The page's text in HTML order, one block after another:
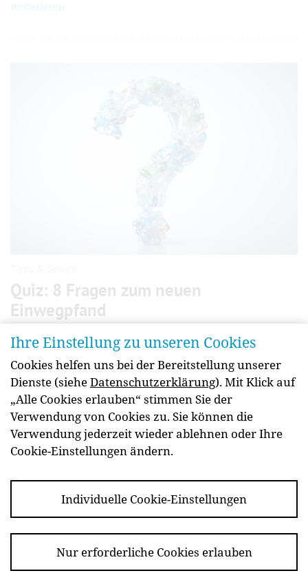
weiterlesen
Quiz: 8 Fragen zum neuen
Einwegpfand
Wie funktioniert das Einwegpfandsystem für
Getränke in Österreich? Welche Produkte sind
betroffen? Und wie lässt sich das auf der
Verpackung erkennen? Testen Sie Ihr Wissen im
Quiz (Single Choice: Eine Antwort pro Frage).
weiterlesen
Impressum
Barrierefreiheit Datenschutz
Essen Sie
Ihre Einstellung zu unseren Cookies
Cookies helfen uns bei der Bereitstellung unserer
Dienste (sieheDatenschutzerklärung). Mit Klick auf
„Alle Cookies erlauben“ stimmen Sie der
Verwendung von Cookies zu. Sie können die
Verwendung jederzeit wieder ablehnen oder Ihre
Cookie-Einstellungen ändern.
Individuelle Cookie-Einstellungen
Nur erforderliche Cookies erlauben